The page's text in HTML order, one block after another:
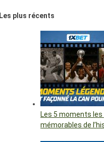
Les plus récents
Les 5 moments les
mémorables de